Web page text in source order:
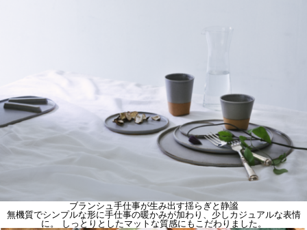
ブランシュ手仕事が生み出す揺らぎと静謐
無機質でシンプルな形に手仕事の暖かみが加わり、少しカジュアルな表情
に。 しっとりとしたマットな質感にもこだわりました。